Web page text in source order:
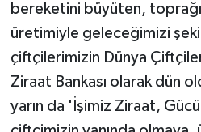
bereketini büyüten,
üretimiyle geleceğimizi
çiftçilerimizin Dünya
Ziraat Bankası olarak dün
yarın da 'İşimiz Ziraat,